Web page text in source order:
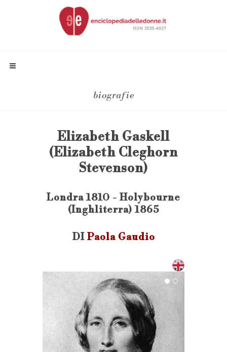
biografie
Elizabeth Gaskell
(Elizabeth Cleghorn
Stevenson)
Londra 1810 - Holybourne
(Inghliterra) 1865
DI Paola Gaudio